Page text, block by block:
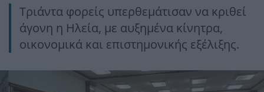
Τριάντα φορείς υπερθεμάτισαν να κριθεί
άγονη η Ηλεία, με αυξημένα κίνητρα,
οικονομικά και επιστημονικής εξέλιξης.